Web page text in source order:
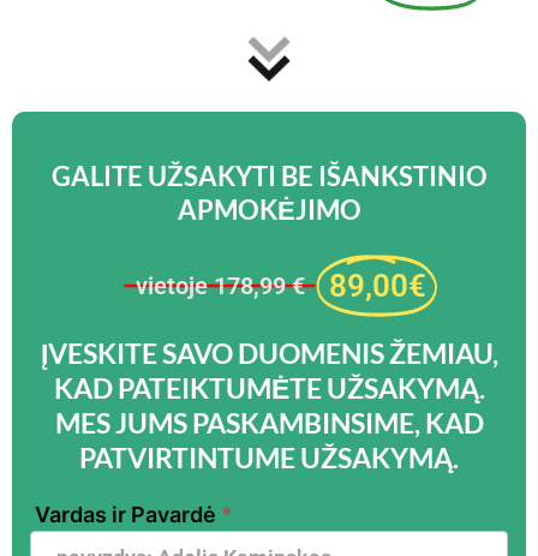
GALITE UŽSAKYTI BE IŠANKSTINIO
APMOKĖJIMO
vietoje 178,99 € 89,00€
ĮVESKITE SAVO DUOMENIS ŽEMIAU,
KAD PATEIKTUMĖTE UŽSAKYMĄ.
MES JUMS PASKAMBINSIME, KAD
PATVIRTINTUME UŽSAKYMĄ.
Topper
69 - LT -
Vardas ir Pavardė *